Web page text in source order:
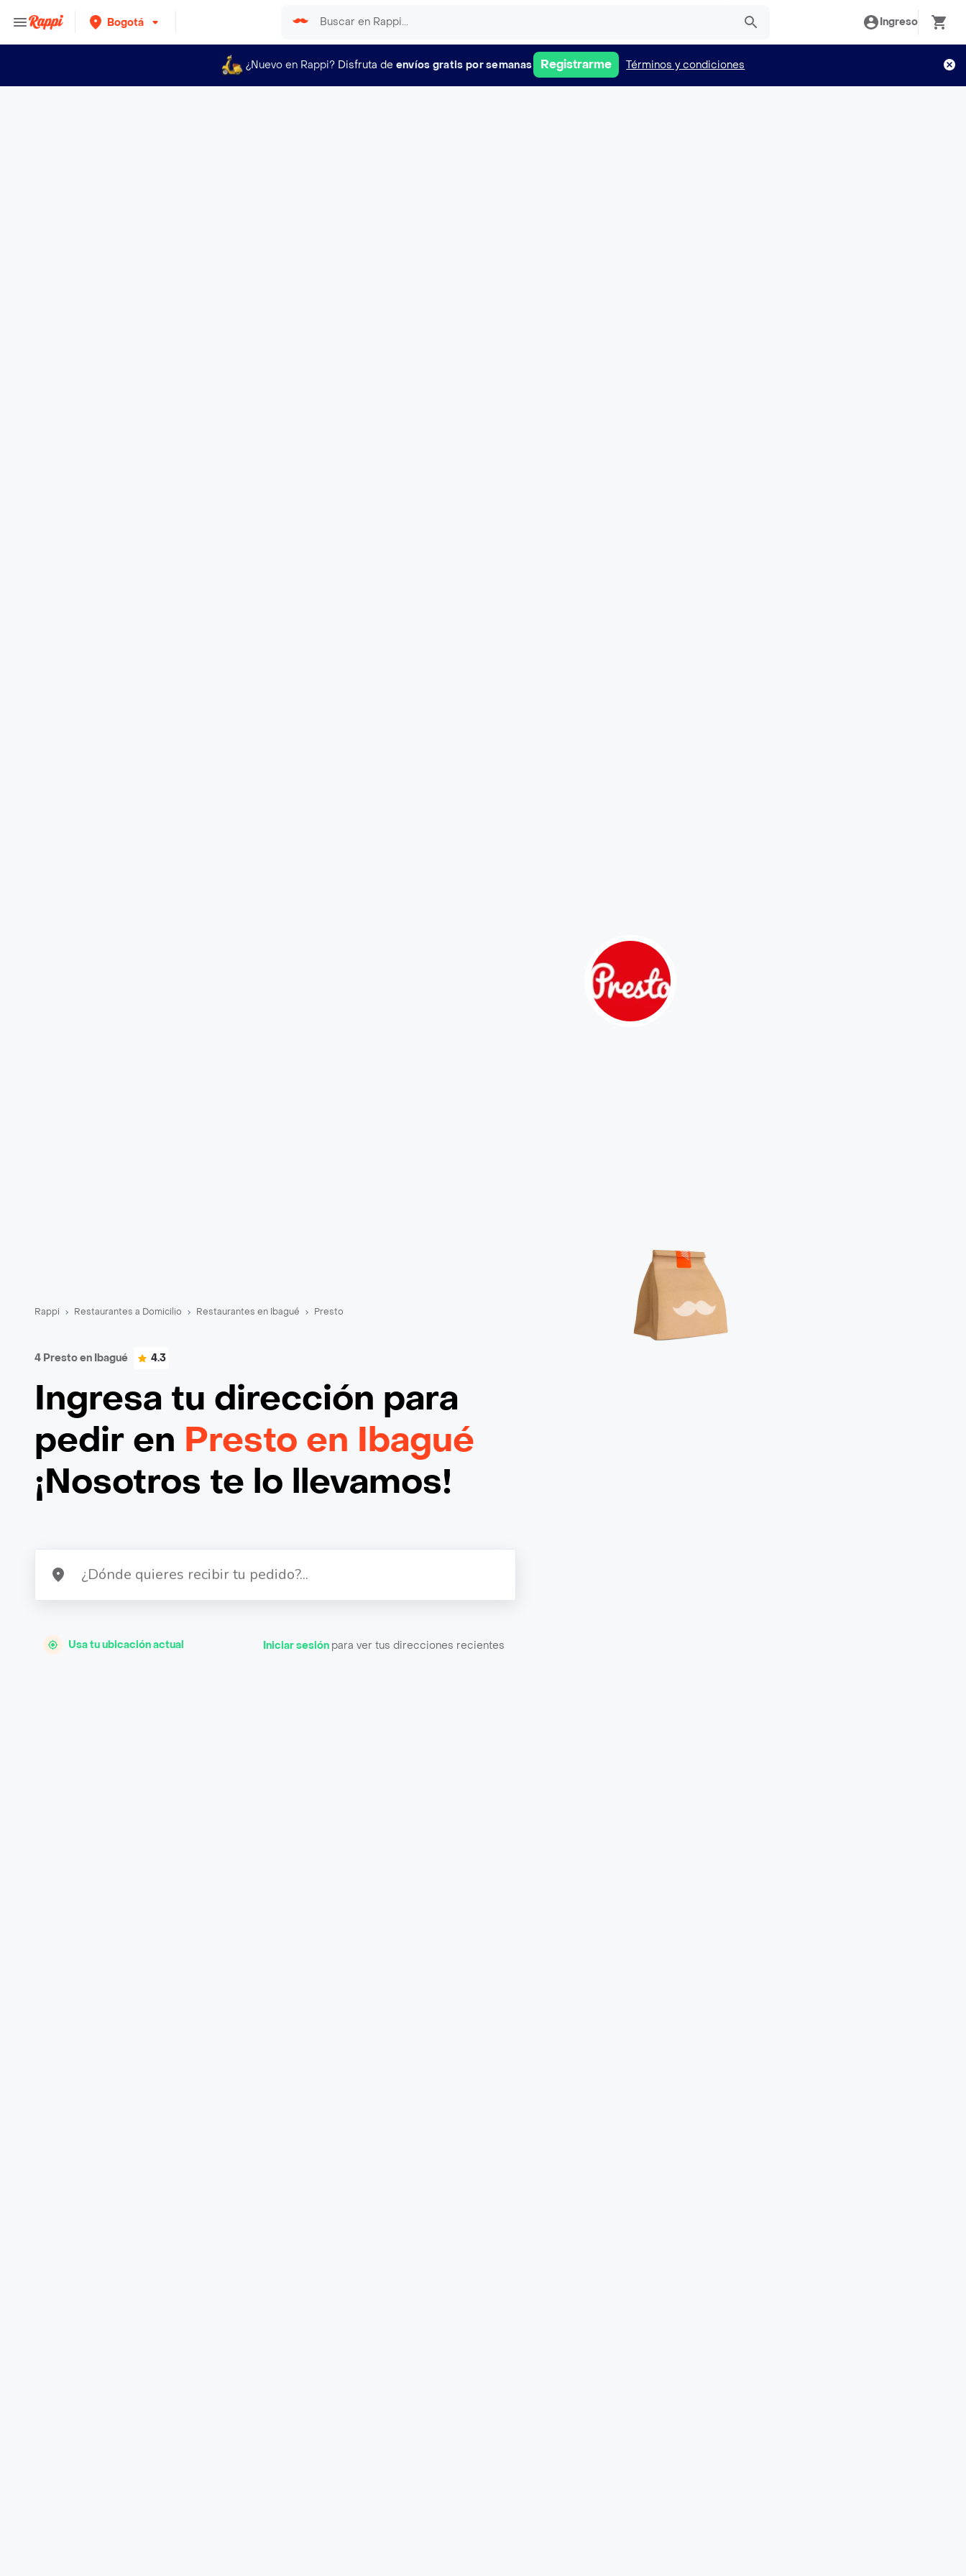
Bogotá Ingreso
¿Nuevo en Rappi? Disfruta de envíos gratis por semanas Registrarme Términos y condiciones
Rappi Restaurantes a Domicilio Restaurantes en Ibagué Presto
4 Presto en Ibagué 4.3
Ingresa tu dirección para
pedir en Presto en Ibagué
¡Nosotros te lo llevamos!
Usa tu ubicación actual Iniciar sesión para ver tus direcciones recientes